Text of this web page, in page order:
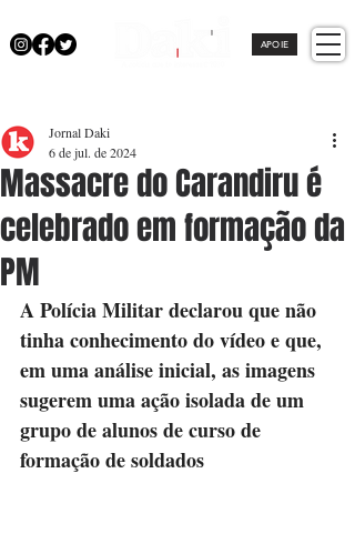
APOIE
Massacre do Carandiru é
celebrado em formação da
PM
Jornal Daki
6 de jul. de 2024
A Polícia Militar declarou que não
tinha conhecimento do vídeo e que,
em uma análise inicial, as imagens
sugerem uma ação isolada de um
grupo de alunos de curso de
formação de soldados